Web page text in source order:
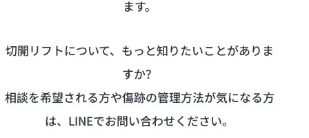
ます。
切開リフトについて、もっと知りたいことがありま
すか？
相談を希望される方や傷跡の管理方法が気になる方
は、LINEでお問い合わせください。